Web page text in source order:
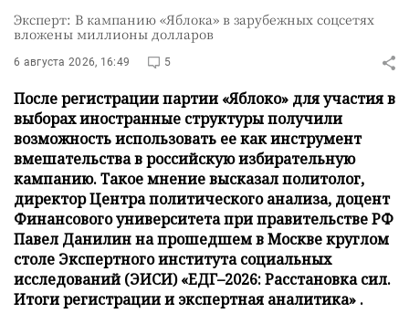
Эксперт: В кампанию «Яблока» в зарубежных соцсетях
вложены миллионы долларов
6 августа 2026, 16:49 5
После регистрации партии «Яблоко» для участия в
выборах иностранные структуры получили
возможность использовать ее как инструмент
вмешательства в российскую избирательную
кампанию. Такое мнение высказал политолог,
директор Центра политического анализа, доцент
Финансового университета при правительстве РФ
Павел Данилин на прошедшем в Москве круглом
столе Экспертного института социальных
исследований (ЭИСИ) «ЕДГ–2026: Расстановка сил.
Итоги регистрации и экспертная аналитика» .